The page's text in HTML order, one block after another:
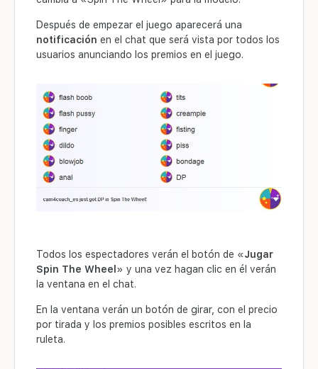
Después de empezar el juego aparecerá una
notificación en el chat que será vista por todos los
usuarios anunciando los premios en el juego.
Todos los espectadores verán el botón de «Jugar
Spin The Wheel » y una vez hagan clic en él verán
la ventana en el chat.
En la ventana verán un botón de girar, con el precio
por tirada y los premios posibles escritos en la
ruleta.